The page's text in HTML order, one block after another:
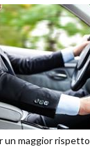
un maggior rispetto